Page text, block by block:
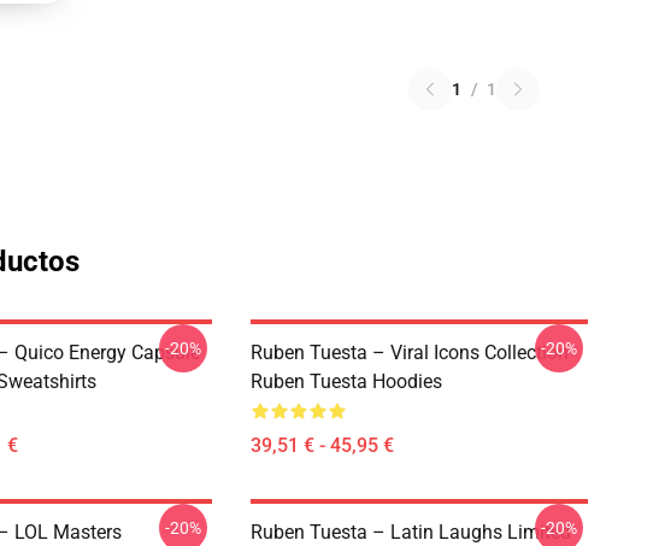
1 / 1
Quico Energy Capsule
€
-20%
Ruben Tuesta – Viral Icons Collection
Ruben Tuesta Hoodies
39,51 € - 45,95 €
-20%
LOL Masters
-20%
Ruben Tuesta – Latin Laughs Limited
-20%